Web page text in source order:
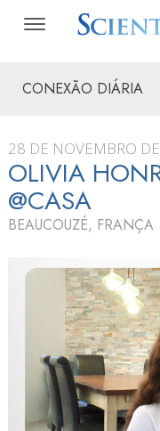
CONEXÃO DIÁRIA
28 DE NOVEMBRO
OLIVIA
@CASA
BEAUCOUZÉ, FRANÇA